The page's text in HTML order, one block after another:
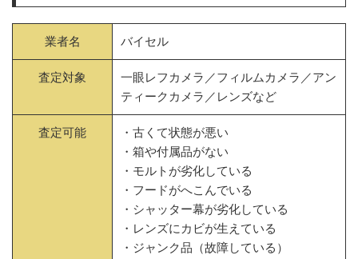
業者名 バイセル
査定対象
一眼レフカメラ／フィルムカメラ／アン
ティークカメラ／レンズなど
査定可能
・古くて状態が悪い
・箱や付属品がない
・モルトが劣化している
・フードがへこんでいる
・シャッター幕が劣化している
・レンズにカビが生えている
・ジャンク品（故障している）